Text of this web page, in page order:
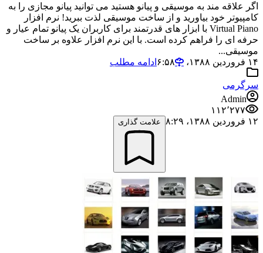
اگر علاقه مند به موسیقی و پیانو هستید می توانید پیانو مجازی را به
کامپیوتر خود بیاورید و از ساخت موسیقی لذت ببرید! نرم افزار
Virtual Piano با ابزار های قدرتمند برای کاربران یک پیانو تمام عیار و
حرفه ای را فراهم کرده است. با این نرم افزار علاوه بر ساخت
موسیقی...
۱۴ فروردین ۱۳۸۸،‏ ۶:۵۸
ادامه مطلب
سرگرمی
Admin
۱۱۲٬۲۷۷
۱۲ فروردین ۱۳۸۸،‏ ۸:۲۹
علامت گذاری